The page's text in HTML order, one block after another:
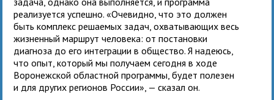
реализуется успешно. «Очевидно, что это должен
быть комплекс решаемых задач, охватывающих весь
жизненный маршрут человека: от постановки
диагноза до его интеграции в общество. Я надеюсь,
что опыт, который мы получаем сегодня в ходе
Воронежской областной программы, будет полезен
и для других регионов России», — сказал он.